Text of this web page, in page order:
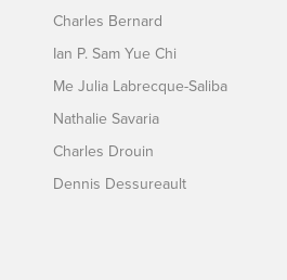
Charles Bernard
Ian P. Sam Yue Chi
Me Julia Labrecque-Saliba
Nathalie Savaria
Charles Drouin
Dennis Dessureault